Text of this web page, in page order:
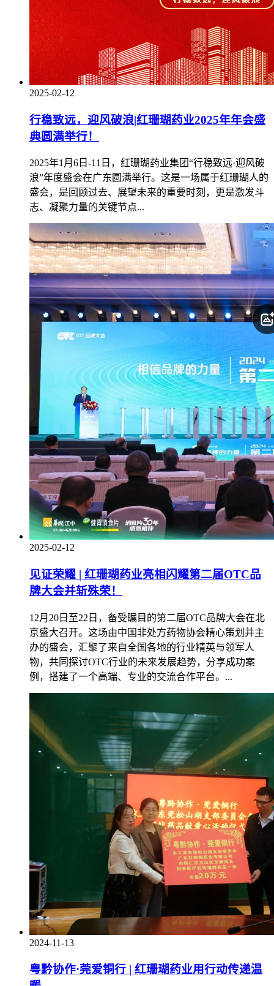
2025-02-12
行稳致远，迎风破浪|红珊瑚药业2025年年会盛
典圆满举行！
2025年1月6日-11日，红珊瑚药业集团“行稳致远·迎风破
浪”年度盛会在广东圆满举行。这是一场属于红珊瑚人的
盛会，是回顾过去、展望未来的重要时刻，更是激发斗
志、凝聚力量的关键节点...
2025-02-12
见证荣耀 | 红珊瑚药业亮相闪耀第二届OTC品
牌大会并斩殊荣！
12月20日至22日，备受瞩目的第二届OTC品牌大会在北
京盛大召开。这场由中国非处方药物协会精心策划并主
办的盛会，汇聚了来自全国各地的行业精英与领军人
物，共同探讨OTC行业的未来发展趋势，分享成功案
例，搭建了一个高端、专业的交流合作平台。...
2024-11-13
粤黔协作·莞爱铜行 | 红珊瑚药业用行动传递温